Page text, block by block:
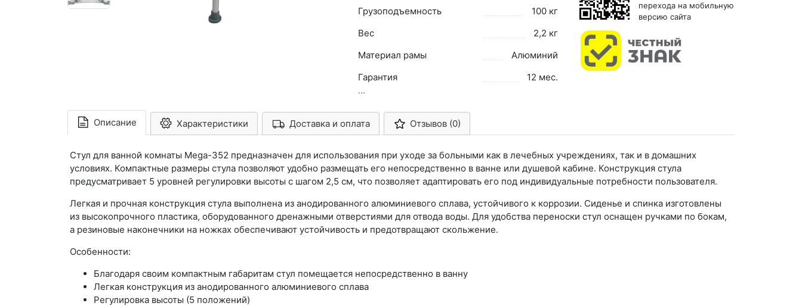
перехода на мобильную
версию сайта
Грузоподъемность
100 кг
Вес
2,2 кг
Материал рамы
Алюминий
Гарантия
12 мес.
...
Описание Характеристики Арконт-Мед Доставка и оплата Отзывов (0)
Стул для ванной комнаты Mega-352 предназначен для использования при уходе за больными как в лечебных учреждениях, так и в домашних
условиях. Компактные размеры стула позволяют удобно размещать его непосредственно в ванне или душевой кабине. Конструкция стула
предусматривает 5 уровней регулировки высоты с шагом 2,5 см, что позволяет адаптировать его под индивидуальные потребности пользователя.
Легкая и прочная конструкция стула выполнена из анодированного алюминиевого сплава, устойчивого к коррозии. Сиденье и спинка изготовлены
из высокопрочного пластика, оборудованного дренажными отверстиями для отвода воды. Для удобства переноски стул оснащен ручками по бокам,
а резиновые наконечники на ножках обеспечивают устойчивость и предотвращают скольжение.
Особенности:
Благодаря своим компактным габаритам стул помещается непосредственно в ванну
Легкая конструкция из анодированного алюминиевого сплава
Регулировка высоты (5 положений)